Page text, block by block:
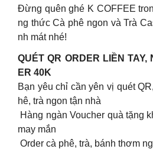
Đừng quên ghé K COFFEE
ng thức Cà phê ngon và Trà
nh mát nhé!
QUÉT QR ORDER LIỀN TAY,
ER 40K
Bạn yêu chỉ cần yên vị quét
hê, trà ngon tận nhà
Hàng ngàn Voucher quà tặng
may mắn
Order cà phê, trà, bánh thơm